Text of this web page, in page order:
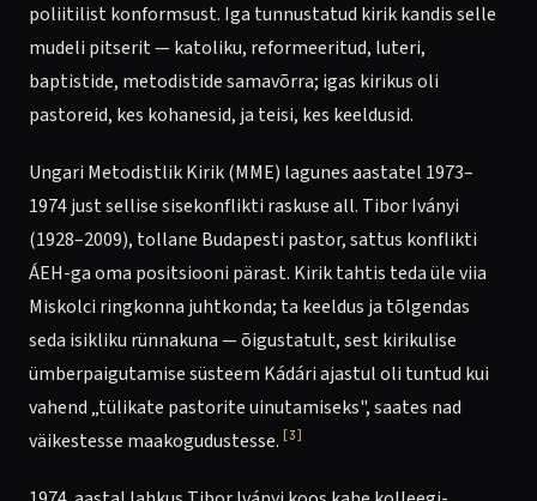
poliitilist konformsust. Iga tunnustatud kirik kandis selle
mudeli pitserit — katoliku, reformeeritud, luteri,
baptistide, metodistide samavõrra; igas kirikus oli
pastoreid, kes kohanesid, ja teisi, kes keeldusid.
Ungari Metodistlik Kirik (MME) lagunes aastatel 1973–
1974 just sellise sisekonflikti raskuse all. Tibor Iványi
(1928–2009), tollane Budapesti pastor, sattus konflikti
ÁEH-ga oma positsiooni pärast. Kirik tahtis teda üle viia
Miskolci ringkonna juhtkonda; ta keeldus ja tõlgendas
seda isikliku rünnakuna — õigustatult, sest kirikulise
ümberpaigutamise süsteem Kádári ajastul oli tuntud kui
vahend „tülikate pastorite uinutamiseks", saates nad
väikestesse maakogudustesse. [3]